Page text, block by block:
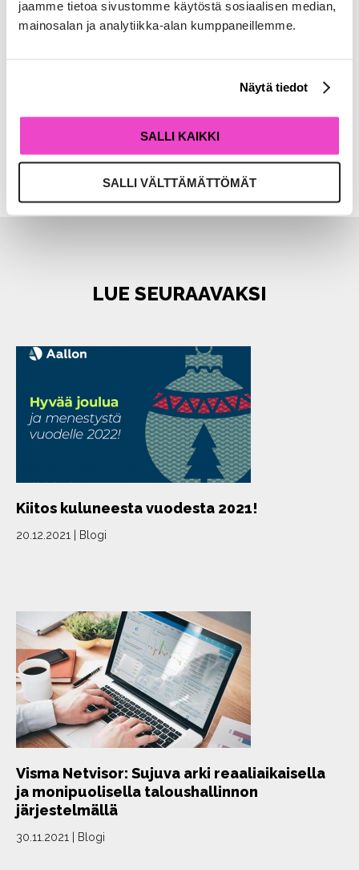
jaamme tietoa sivustomme käytöstä sosiaalisen median,
mainosalan ja analytiikka-alan kumppaneillemme.
Näytä tiedot
SALLI KAIKKI
SALLI VÄLTTÄMÄTTÖMÄT
EMAIL
LUE SEURAAVAKSI
Kiitos kuluneesta vuodesta 2021!
20.12.2021 Blogi
Visma Netvisor: Sujuva arki reaaliaikaisella
ja monipuolisella taloushallinnon
järjestelmällä
30.11.2021 Blogi